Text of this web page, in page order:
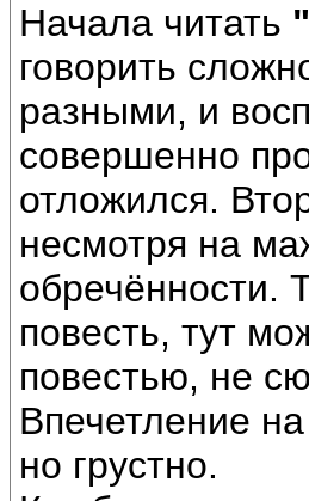
Начала читать
говорить
разными, и
совершенно
отложился.
несмотря на
обречённости.
повесть, тут
повестью, не
Впечетление
но грустно.